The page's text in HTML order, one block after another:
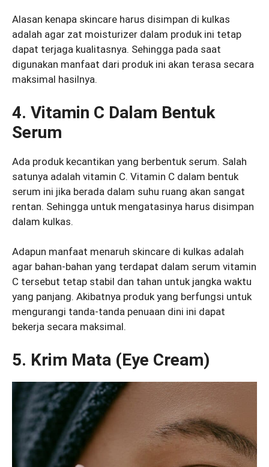
Alasan kenapa skincare harus disimpan di kulkas
adalah agar zat moisturizer dalam produk ini tetap
dapat terjaga kualitasnya. Sehingga pada saat
digunakan manfaat dari produk ini akan terasa secara
maksimal hasilnya.
4. Vitamin C Dalam Bentuk
Serum
Ada produk kecantikan yang berbentuk serum. Salah
satunya adalah vitamin C. Vitamin C dalam bentuk
serum ini jika berada dalam suhu ruang akan sangat
rentan. Sehingga untuk mengatasinya harus disimpan
dalam kulkas.
Adapun manfaat menaruh skincare di kulkas adalah
agar bahan-bahan yang terdapat dalam serum vitamin
C tersebut tetap stabil dan tahan untuk jangka waktu
yang panjang. Akibatnya produk yang berfungsi untuk
mengurangi tanda-tanda penuaan dini ini dapat
bekerja secara maksimal.
5. Krim Mata (Eye Cream)